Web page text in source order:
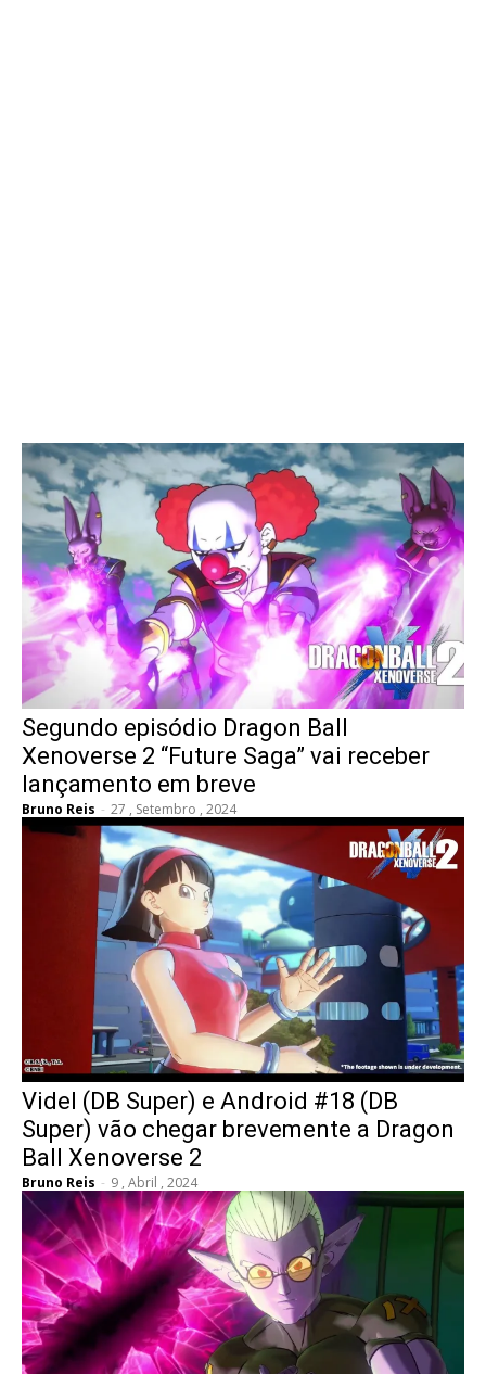
Segundo episódio Dragon Ball
Xenoverse 2 “Future Saga” vai receber
lançamento em breve
Bruno Reis - 27 , Setembro , 2024
Videl (DB Super) e Android #18 (DB
Super) vão chegar brevemente a Dragon
Ball Xenoverse 2
Bruno Reis - 9 , Abril , 2024